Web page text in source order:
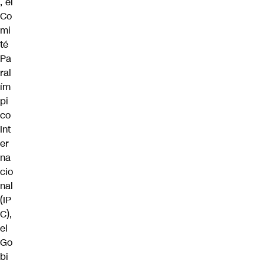
Co
mi
té
Pa
ral
ím
pi
co
Int
er
na
cio
nal
(IP
C),
el
Go
bi